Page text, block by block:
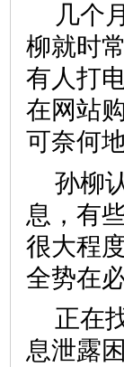
几个
柳就时
有人打
在网站
可奈何地
孙柳
息，有
很大程
全势在
正在
息泄露